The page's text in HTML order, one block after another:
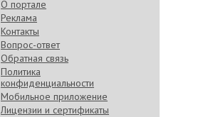
О портале
Реклама
Контакты
Вопрос-ответ
Обратная связь
Политика
конфиденциальности
Мобильное приложение
Лицензии и сертификаты